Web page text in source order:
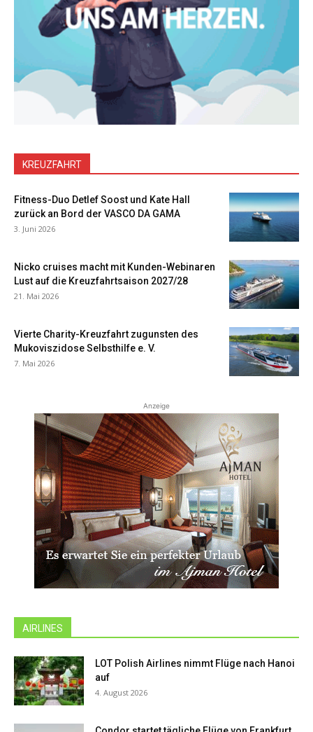
KREUZFAHRT
Fitness-Duo Detlef Soost und Kate Hall
zurück an Bord der VASCO DA GAMA
3. Juni 2026
Nicko cruises macht mit Kunden-Webinaren
Lust auf die Kreuzfahrtsaison 2027/28
21. Mai 2026
Vierte Charity-Kreuzfahrt zugunsten des
Mukoviszidose Selbsthilfe e. V.
7. Mai 2026
Anzeige
AIRLINES
LOT Polish Airlines nimmt Flüge nach Hanoi
auf
4. August 2026